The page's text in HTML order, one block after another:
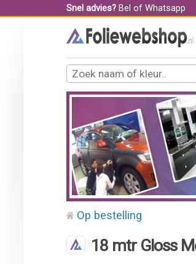
Snel advies? Belof Whatsapp
Op bestelling
18 mtr Gloss